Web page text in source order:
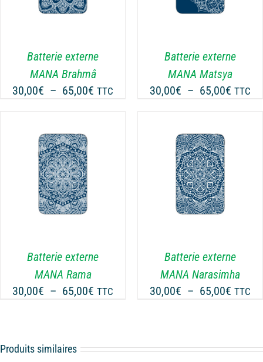
Batterie externe
MANA Brahmâ
30,00€ – 65,00€ Plage
TTC
A
LES
OPTIONS
PEUVENT
ÊTRE
LA
PAGE
DU
PRODUIT
Batterie externe
MANA Matsya
30,00€ – 65,00€ Plage
TTC
Batterie externe
MANA Rama
30,00€ – 65,00€ Plage
à
TTC
CHOIX DES OPTIONS
CE
PRODUIT
A
LES
OPTIONS
PEUVENT
ÊTRE
PAGE
/ DÉTAILS
Batterie externe
MANA Narasimha
30,00€ – 65,00€ Plage
à
TTC
Produits similaires